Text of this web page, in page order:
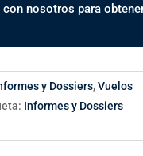
con nosotros para
y Dossiers,Vuelos
Informes y Dossiers